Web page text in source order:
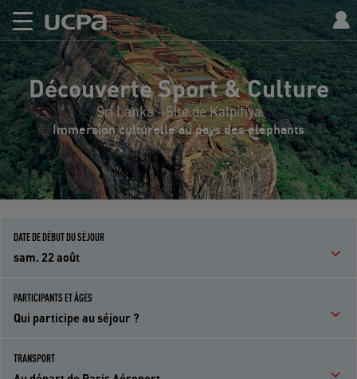
Découverte Sport & Culture
Sri Lanka - Site de Kalpitiya
Immersion culturelle au pays des éléphants
DATE DE DÉBUT DU SÉJOUR
sam. 22 août
PARTICIPANTS ET ÂGES
Qui participe au séjour ?
TRANSPORT